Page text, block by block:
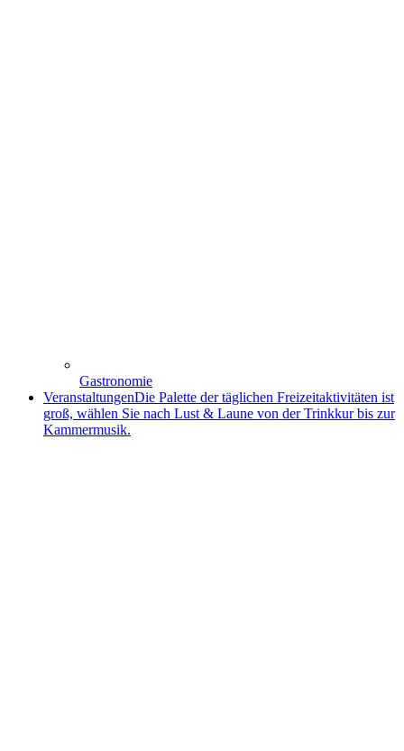
Gastronomie
VeranstaltungenDie Palette der täglichen Freizeitaktivitäten ist
groß, wählen Sie nach Lust & Laune von der Trinkkur bis zur
Kammermusik.